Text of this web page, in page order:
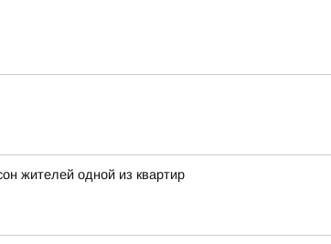
жителей одной из квартир